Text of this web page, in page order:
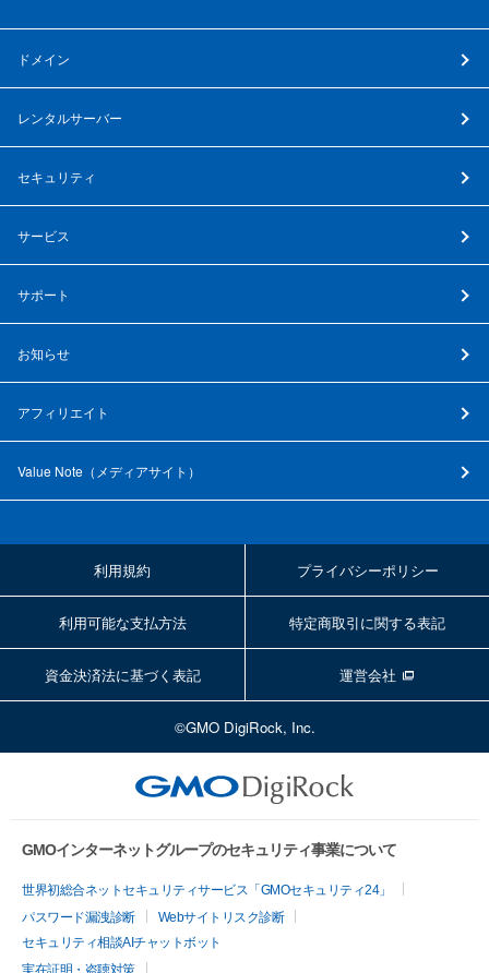
ドメイン
レンタルサーバー
セキュリティ
サービス
サポート
お知らせ
アフィリエイト
Value Note（ メディアサイト ）
利用規約 プライバシーポリシー
利用可能な支払方法 特定商取引に関する表記
資金決済法に基づく表記 運営会社
©GMO DigiRock, Inc.
GMOインターネットグループのセキュリティ事業について
世界初総合ネットセキュリティサービス「GMOセキュリティ24」
パスワード漏洩診断
Webサイトリスク診断
セキュリティ相談AIチャットボット
実在証明・盗聴対策